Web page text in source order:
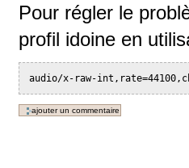
Pour régler le
profil idoine en
audio/x-raw-